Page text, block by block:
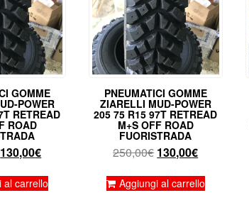
GOMME
POWER
RETREAD
ROAD
Il
originale
130,00€Il
attuale
al carrello
PNEUMATICI GOMME
ZIARELLI MUD-POWER
205 75 R15 97T RETREAD
M+S OFF ROAD
FUORISTRADA
250,00€ Il
originale
130,00€Il
attuale
Aggiungi al carrello